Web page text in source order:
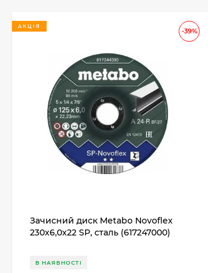
-39%
АКЦІЯ
Зачисний диск Metabo Novoflex
230x6,0х22 SP, сталь (617247000)
В НАЯВНОСТІ